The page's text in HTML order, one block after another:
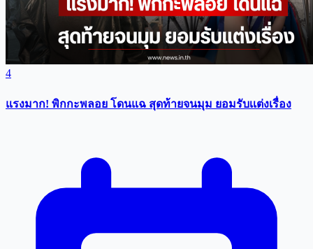
4
แรงมาก! พิกกะพลอย โดนแฉ สุดท้ายจนมุม ยอมรับเเต่งเรื่อง